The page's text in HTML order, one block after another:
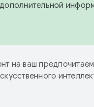
на ваш